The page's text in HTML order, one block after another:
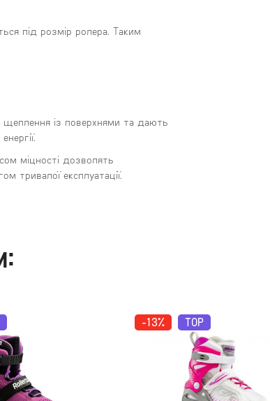
під розмір ролера. Таким
щеплення із поверхнями та дають
міцності дозволять
тривалої експлуатації.
-13% TOP